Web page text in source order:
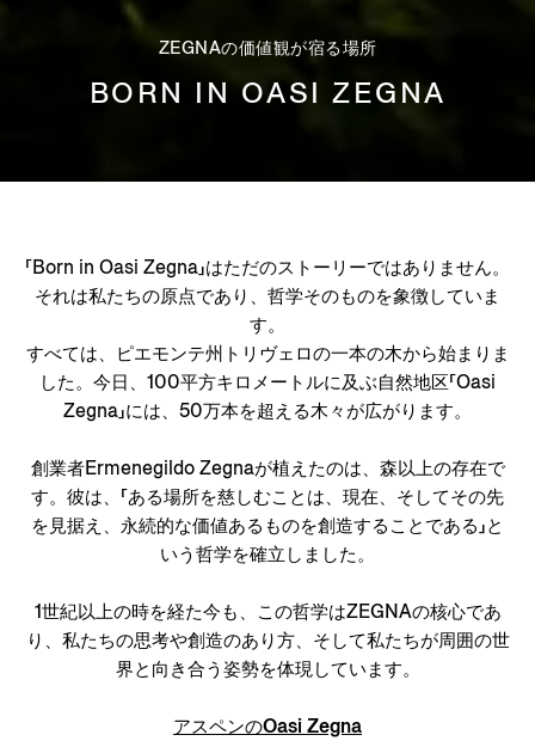
ZEGNAの価値観が宿る場所
BORN IN OASI ZEGNA
「Born in Oasi Zegna」はただのストーリーではありません。
それは私たちの原点であり、哲学そのものを象徴していま
す。
すべては、ピエモンテ州トリヴェロの一本の木から始まりま
した。今日、100平方キロメートルに及ぶ自然地区「Oasi
Zegna」には、50万本を超える木々が広がります。
創業者Ermenegildo Zegnaが植えたのは、森以上の存在で
す。彼は、「ある場所を慈しむことは、現在、そしてその先
を見据え、永続的な価値あるものを創造することである」と
いう哲学を確立しました。
1世紀以上の時を経た今も、この哲学はZEGNAの核心であ
り、私たちの思考や創造のあり方、そして私たちが周囲の世
界と向き合う姿勢を体現しています。
アスペンのOasi Zegna